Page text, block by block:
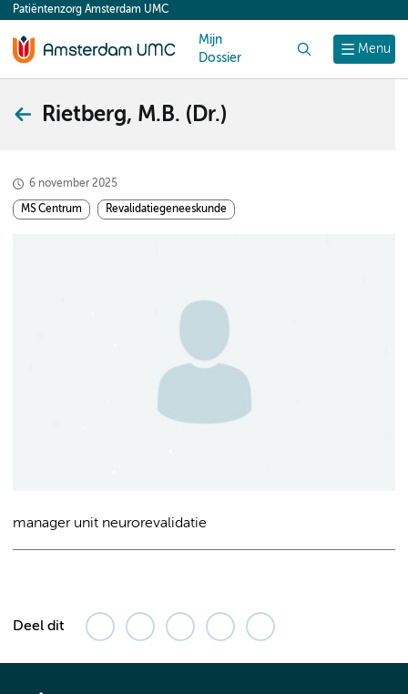
content
Menu
Patiëntenzorg Amsterdam UMC
Mijn
Dossier
Rietberg, M.B. (Dr.)
6 november 2025
MS Centrum Revalidatiegeneeskunde
manager unit neurorevalidatie
Deel dit